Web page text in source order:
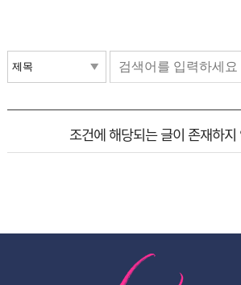
조건에 해당되는 글이 존재하